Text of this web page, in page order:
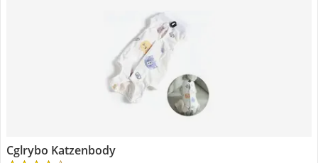
Cglrybo Katzenbody